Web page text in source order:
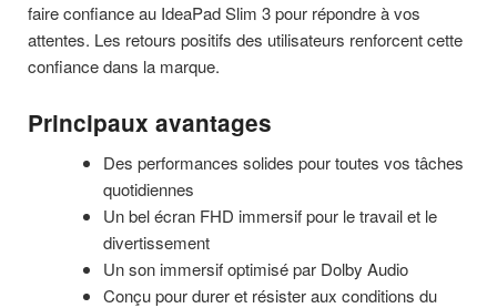
faire confiance au IdeaPad Slim 3 pour répondre à vos
attentes. Les retours positifs des utilisateurs renforcent cette
confiance dans la marque.
Principaux avantages
Des performances solides pour toutes vos tâches
quotidiennes
Un bel écran FHD immersif pour le travail et le
divertissement
Un son immersif optimisé par Dolby Audio
Conçu pour durer et résister aux conditions du